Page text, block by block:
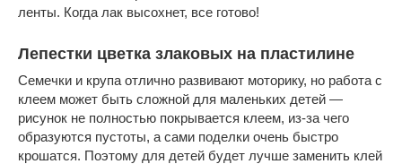
ленты. Когда лак высохнет, все готово!
Лепестки цветка злаковых на пластилине
Семечки и крупа отлично развивают моторику, но работа с
клеем может быть сложной для маленьких детей —
рисунок не полностью покрывается клеем, из-за чего
образуются пустоты, а сами поделки очень быстро
крошатся. Поэтому для детей будет лучше заменить клей